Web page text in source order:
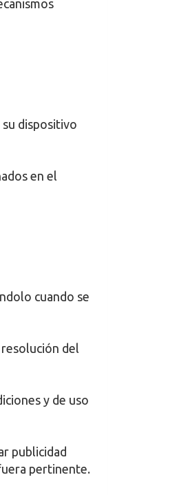
su dispositivo
en el
cuando se
del
y de uso
publicidad
pertinente.